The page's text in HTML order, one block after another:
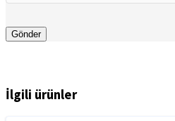
İlgili ürünler